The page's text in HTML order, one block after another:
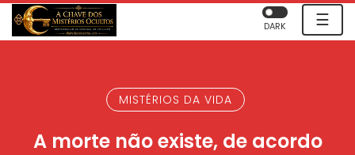
☰
DARK
MISTÉRIOS DA VIDA
A morte não existe, de acordo